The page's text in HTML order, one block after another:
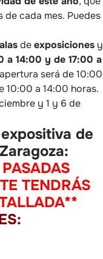
cada mes. Puedes
deexposiciones y
a 14:00 y de 17:00 a
será de 10:00
10:00 a 14:00 horas.
y 1 y 6 de
de
TENDRÁS